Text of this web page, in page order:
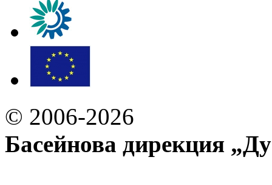
© 2006-2026
Басейнова дирекция